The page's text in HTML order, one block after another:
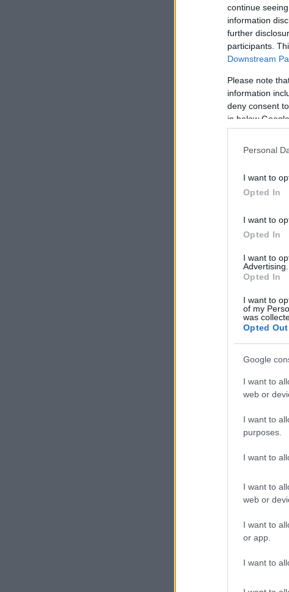
continue
information
further
participants.
Downstream
Please note
information
deny consent
in below
Personal
I want to
Opted In
I want to
Opted In
I want to
Advertising.
Opted In
I want to
of my
was
Opted Out
Google
I want to
web or
I want to
purposes.
I want to
I want to
web or
I want to
or app.
I want to